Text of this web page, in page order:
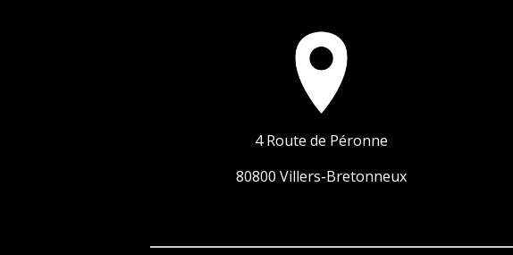
4 Route de Péronne
80800 Villers-Bretonneux